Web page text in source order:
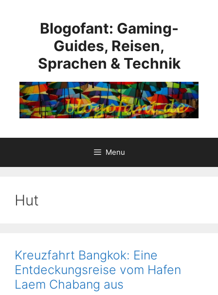
Blogofant: Gaming-
Guides, Reisen,
Sprachen & Technik
Menu
Hut
Kreuzfahrt Bangkok: Eine
Entdeckungsreise vom Hafen
Laem Chabang aus